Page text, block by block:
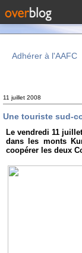
Adhérer à l'AAFC
11 juillet 2008
Une touriste sud-
Le vendredi 11
dans les monts
coopérer les deux